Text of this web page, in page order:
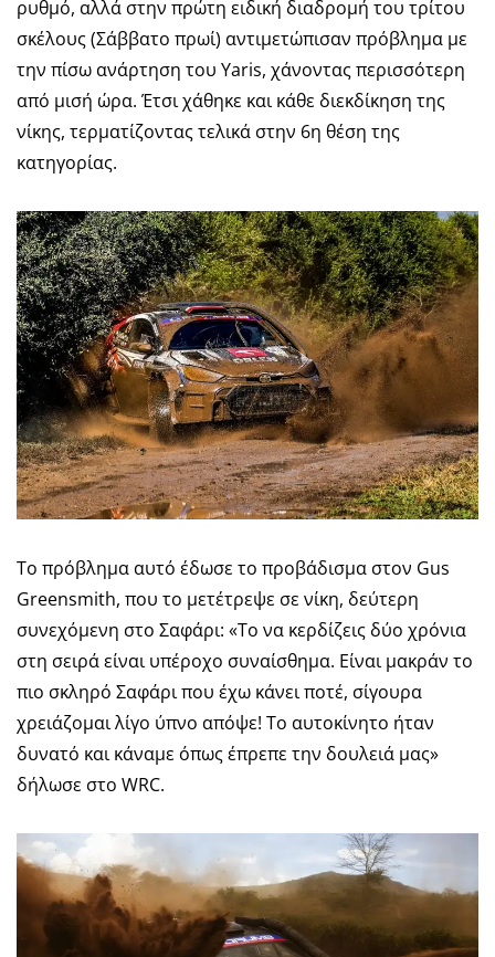
ρυθμό, αλλά στην πρώτη ειδική διαδρομή του τρίτου
σκέλους (Σάββατο πρωί) αντιμετώπισαν πρόβλημα με
την πίσω ανάρτηση του Yaris, χάνοντας περισσότερη
από μισή ώρα. Έτσι χάθηκε και κάθε διεκδίκηση της
νίκης, τερματίζοντας τελικά στην 6η θέση της
κατηγορίας.
To πρόβλημα αυτό έδωσε το προβάδισμα στον Gus
Greensmith, που το μετέτρεψε σε νίκη, δεύτερη
συνεχόμενη στο Σαφάρι: «Το να κερδίζεις δύο χρόνια
στη σειρά είναι υπέροχο συναίσθημα. Είναι μακράν το
πιο σκληρό Σαφάρι που έχω κάνει ποτέ, σίγουρα
χρειάζομαι λίγο ύπνο απόψε! Το αυτοκίνητο ήταν
δυνατό και κάναμε όπως έπρεπε την δουλειά μας»
δήλωσε στο WRC.